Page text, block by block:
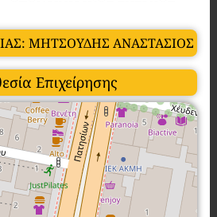
ΜΗΤΣΟΥΔΗΣ ΑΝΑΣΤΑΣΙΟΣ
Επιχείρησης